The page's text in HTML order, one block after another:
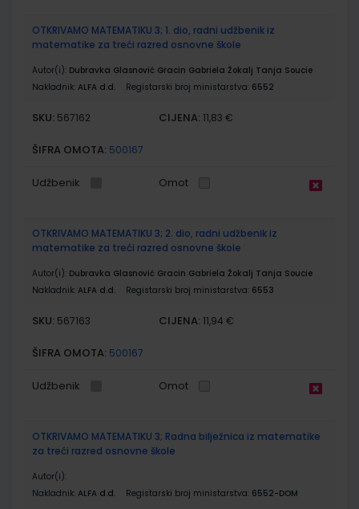
OTKRIVAMO MATEMATIKU 3; 1. dio, radni udžbenik iz
matematike za treći razred osnovne škole
Autor(i): Dubravka Glasnović Gracin Gabriela Žokalj Tanja Soucie
Nakladnik: ALFA d.d. Registarski broj ministarstva: 6552
SKU: 567162 CIJENA: 11,83 €
ŠIFRA OMOTA: 500167
Udžbenik Omot
OTKRIVAMO MATEMATIKU 3; 2. dio, radni udžbenik iz
matematike za treći razred osnovne škole
Autor(i): Dubravka Glasnović Gracin Gabriela Žokalj Tanja Soucie
Nakladnik: ALFA d.d. Registarski broj ministarstva: 6553
SKU: 567163 CIJENA: 11,94 €
ŠIFRA OMOTA: 500167
Udžbenik Omot
OTKRIVAMO MATEMATIKU 3; Radna bilježnica iz matematike
za treći razred osnovne škole
Autor(i):
Nakladnik: ALFA d.d. Registarski broj ministarstva: 6552-DOM